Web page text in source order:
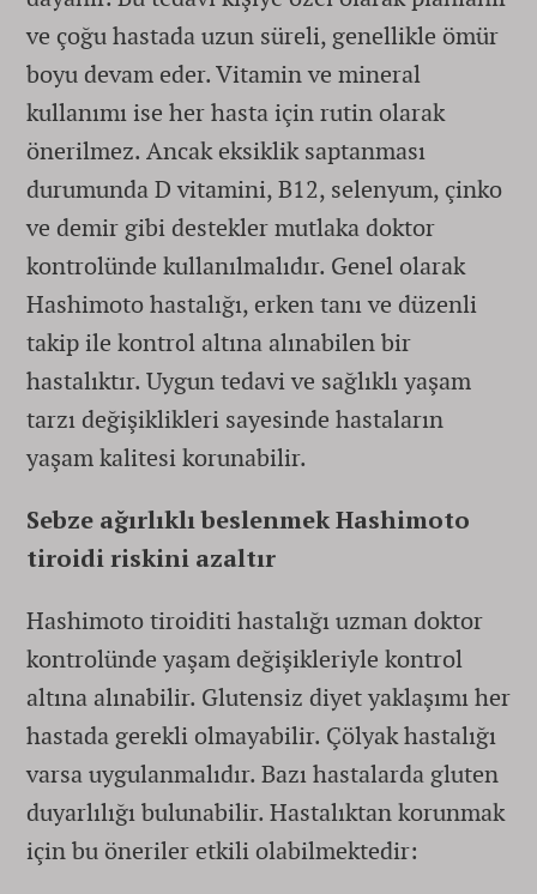
ve çoğu hastada uzun süreli, genellikle ömür
boyu devam eder. Vitamin ve mineral
kullanımı ise her hasta için rutin olarak
önerilmez. Ancak eksiklik saptanması
durumunda D vitamini, B12, selenyum, çinko
ve demir gibi destekler mutlaka doktor
kontrolünde kullanılmalıdır. Genel olarak
Hashimoto hastalığı, erken tanı ve düzenli
takip ile kontrol altına alınabilen bir
hastalıktır. Uygun tedavi ve sağlıklı yaşam
tarzı değişiklikleri sayesinde hastaların
yaşam kalitesi korunabilir.
Sebze ağırlıklı beslenmek Hashimoto
tiroidi riskini azaltır
Hashimoto tiroiditi hastalığı uzman doktor
kontrolünde yaşam değişikleriyle kontrol
altına alınabilir. Glutensiz diyet yaklaşımı her
hastada gerekli olmayabilir. Çölyak hastalığı
varsa uygulanmalıdır. Bazı hastalarda gluten
duyarlılığı bulunabilir. Hastalıktan korunmak
için bu öneriler etkili olabilmektedir: